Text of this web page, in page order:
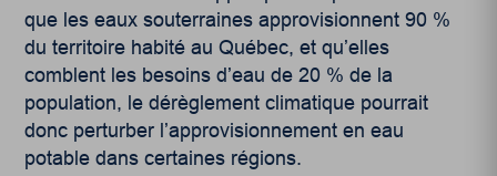
que les eaux souterraines approvisionnent 90 %
du territoire habité au Québec, et qu’elles
comblent les besoins d’eau de 20 % de la
population, le dérèglement climatique pourrait
donc perturber l’approvisionnement en eau
potable dans certaines régions.